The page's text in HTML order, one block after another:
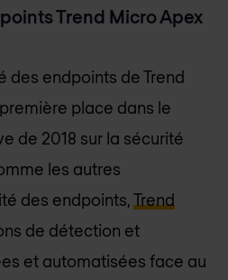
Trend Micro Apex
des endpoints de Trend
place dans le
de 2018 sur la sécurité
les autres
des endpoints,Trend
de détection et
et automatisées face au